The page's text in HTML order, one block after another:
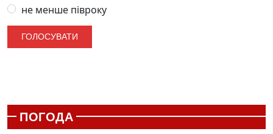
не менше півроку
ПОГОДА